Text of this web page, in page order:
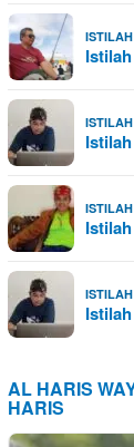
AL HARIS
HARIS